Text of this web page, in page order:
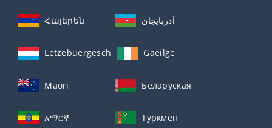
Հայերեն آذربايجان
Lëtzebuergesch Gaeilge
Maori Беларуская
አማርኛ Туркмен